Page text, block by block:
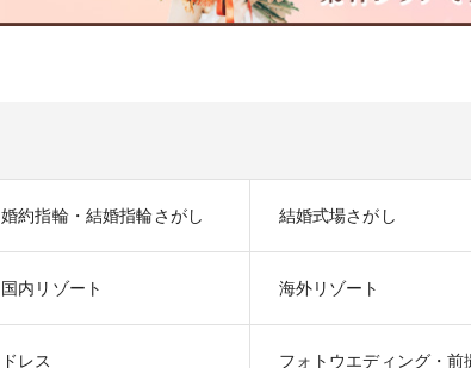
婚約指輪・結婚指輪さがし 結婚式場さがし
国内リゾート 海外リゾート
ドレス フォトウエディング・前